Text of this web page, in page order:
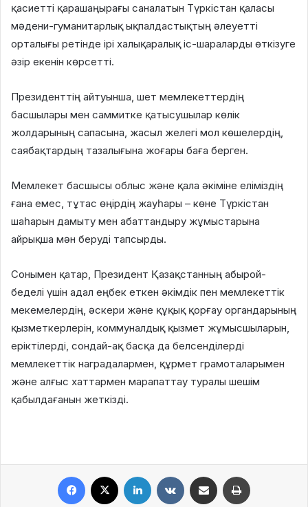
қасиетті қарашаңырағы саналатын Түркістан қаласы
мәдени-гуманитарлық ықпалдастықтың әлеуетті
орталығы ретінде ірі халықаралық іс-шараларды өткізуге
әзір екенін көрсетті.
Президенттің айтуынша, шет мемлекеттердің
басшылары мен саммитке қатысушылар көлік
жолдарының сапасына, жасыл желегі мол көшелердің,
саябақтардың тазалығына жоғары баға берген.
Мемлекет басшысы облыс және қала әкіміне еліміздің
ғана емес, тұтас өңірдің жауһары – көне Түркістан
шаһарын дамыту мен абаттандыру жұмыстарына
айрықша мән беруді тапсырды.
Сонымен қатар, Президент Қазақстанның абырой-
беделі үшін адал еңбек еткен әкімдік пен мемлекеттік
мекемелердің, әскери және құқық қорғау органдарының
қызметкерлерін, коммуналдық қызмет жұмысшыларын,
еріктілерді, сондай-ақ басқа да белсенділерді
мемлекеттік наградалармен, құрмет грамоталарымен
және алғыс хаттармен марапаттау туралы шешім
қабылдағанын жеткізді.